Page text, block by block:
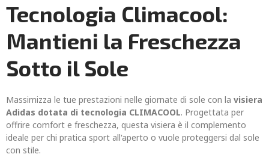
Tecnologia Climacool:
Mantieni la Freschezza
Sotto il Sole
Massimizza le tue prestazioni nelle giornate di sole con la visiera
Adidas dotata di tecnologia CLIMACOOL. Progettata per
offrire comfort e freschezza, questa visiera è il complemento
ideale per chi pratica sport all'aperto o vuole proteggersi dal sole
con stile.